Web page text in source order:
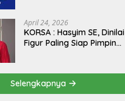
Inovasi Kesehatan Global
April 24, 2026
KORSA : Hasyim SE, Dinilai
Figur Paling Siap Pimpin
Selengkapnya